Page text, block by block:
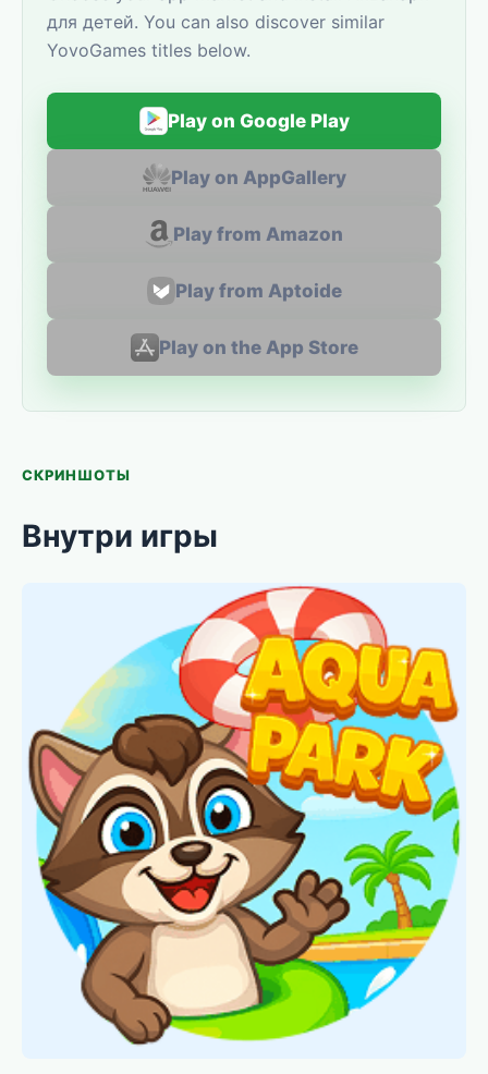
для детей. You can also discover similar
YovoGames titles below.
Play on Google Play
Play on AppGallery
Play from Amazon
Play from Aptoide
Play on the App Store
СКРИНШОТЫ
Внутри игры